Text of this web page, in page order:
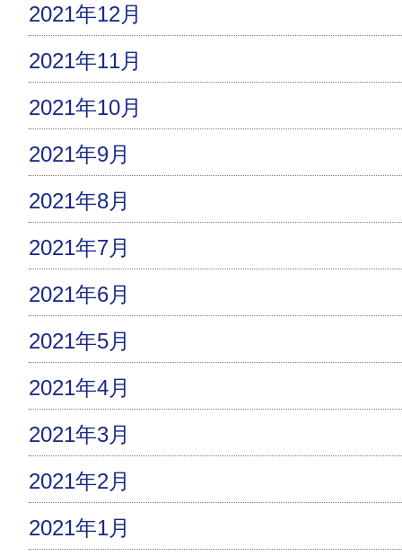
2021年12月
2021年11月
2021年10月
2021年9月
2021年8月
2021年7月
2021年6月
2021年5月
2021年4月
2021年3月
2021年2月
2021年1月